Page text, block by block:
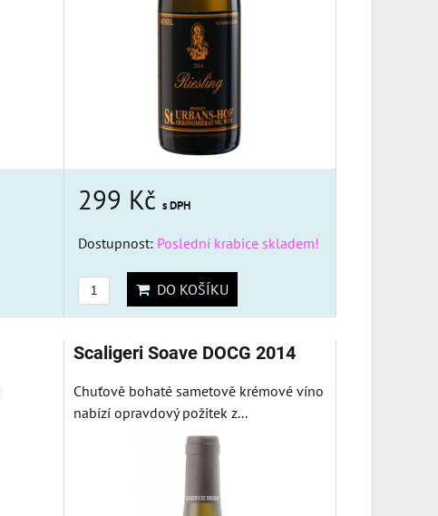
299 Kčs DPH
Dostupnost: Poslední krabice skladem!
DO KOŠÍKU
Scaligeri Soave DOCG 2014
Chuťově bohaté sametově krémové víno
nabízí opravdový požitek z...